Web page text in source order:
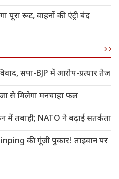
पूरा रूट, वाहनों की एंट्री बंद
सपा-BJP में आरोप-प्रत्यार तेज
से मिलेगा मनचाहा फल
में तबाही; NATO ने बढ़ाई सतर्कता
की गूंजी पुकार! ताइवान पर